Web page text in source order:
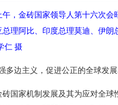
午，金砖国家领导人第十六次
理阿比、印度总理莫迪、伊
仁 摄
多边主义，促进公正的全球发
国家机制发展及其为应对全